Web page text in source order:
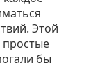
Этой
бы